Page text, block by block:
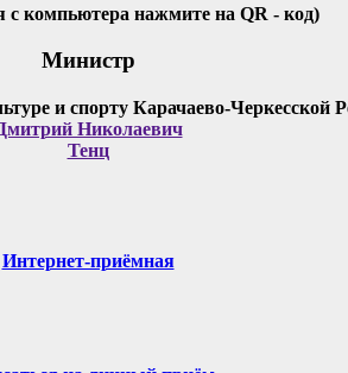
с компьютера нажмите на QR - код)
Министр
Николаевич
Тенц
Интернет-приёмная